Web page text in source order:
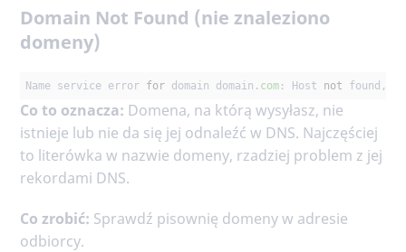
Domain Not Found (nie znaleziono
domeny)
Name service error for domain domain. com : Host not found,
Co to oznacza: Domena, na którą wysyłasz, nie
istnieje lub nie da się jej odnaleźć w DNS. Najczęściej
to literówka w nazwie domeny, rzadziej problem z jej
rekordami DNS.
Co zrobić: Sprawdź pisownię domeny w adresie
odbiorcy.